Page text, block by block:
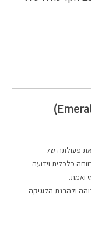
פעולתה של
כלכלית וידועה
ואמת.
ולהבנת הלוגיקה